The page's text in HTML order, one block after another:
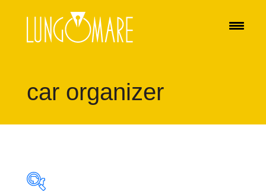
car organizer